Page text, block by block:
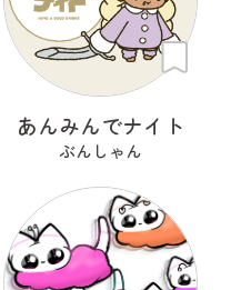
あんみんでナイト
ぶんしゃん